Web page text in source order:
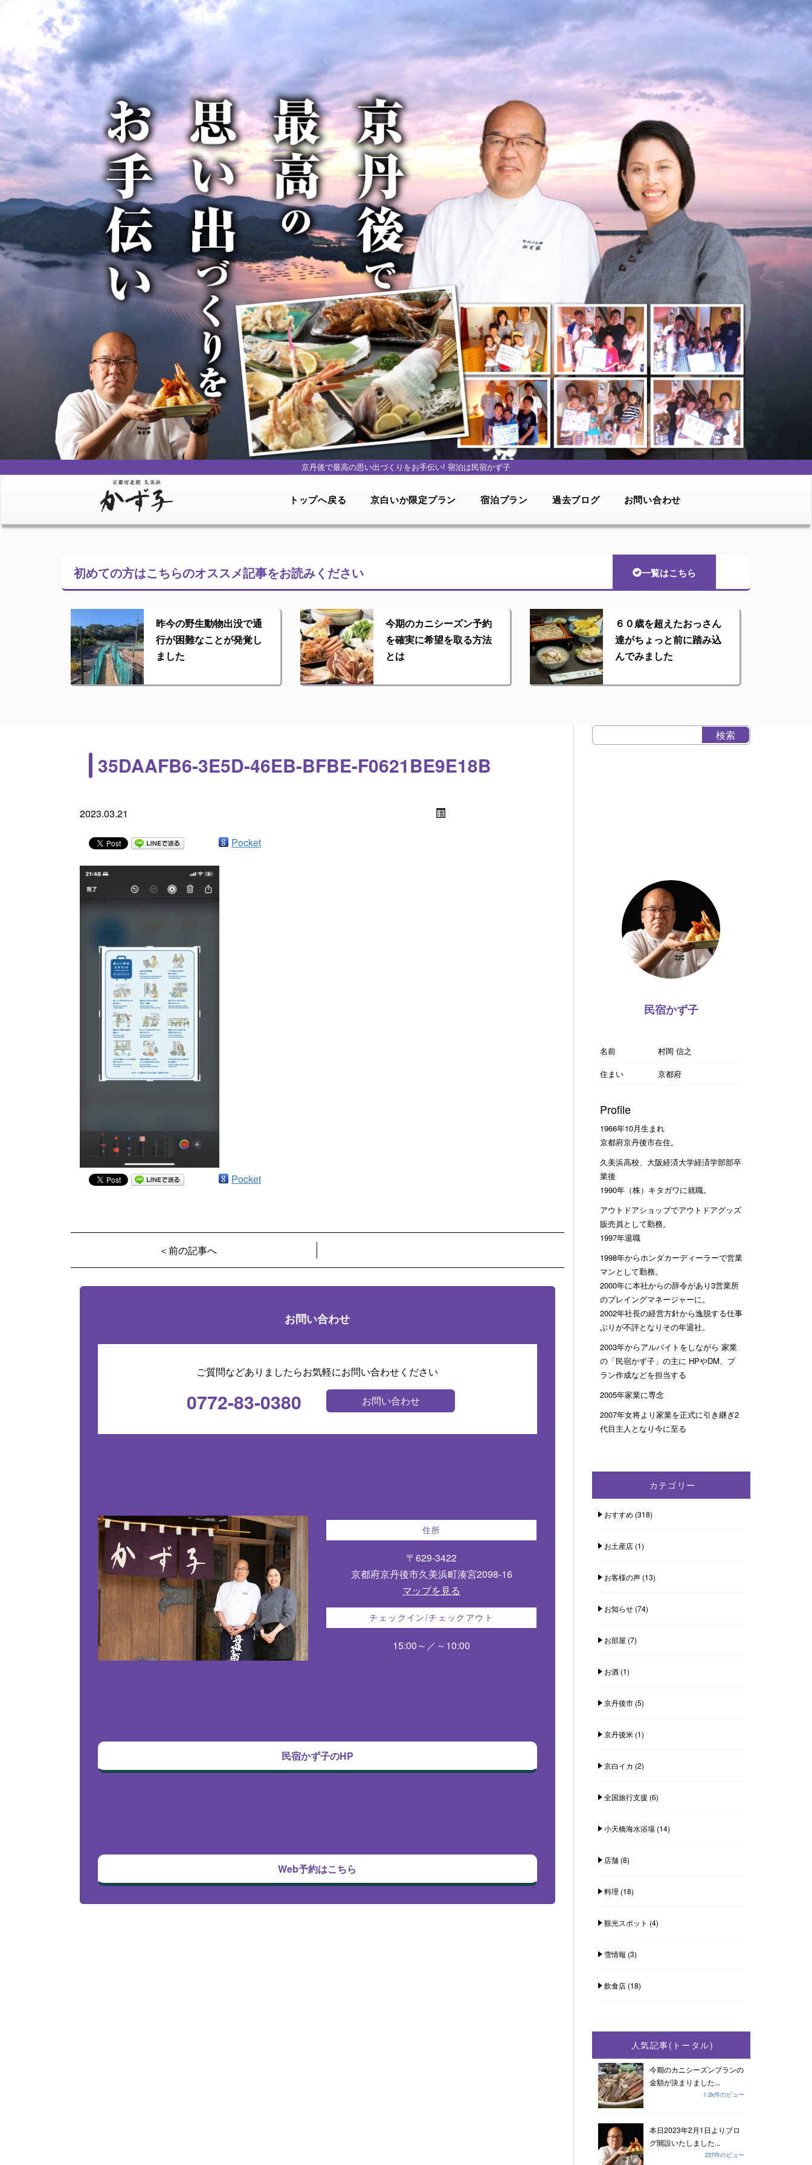
京丹後で最高の思い出づくりをお手伝い! 宿泊は民宿かず子
トップへ戻る 京白いか限定プラン 宿泊プラン 過去ブログ お問い合わせ
初めての方はこちらのオススメ記事をお読みください 一覧はこちら
昨今の野生動物出没で通
行が困難なことが発覚し
ました
今期のカニシーズン予約
を確実に希望を取る方法
とは
６０歳を超えたおっさん
達がちょっと前に踏み込
んでみました
35DAAFB6-3E5D-46EB-BFBE-F0621BE9E18B
2023.03.21
Pocket
Pocket
＜前の記事へ
お問い合わせ
ご質問などありましたらお気軽にお問い合わせください
0772-83-0380 お問い合わせ
住所
〒629-3422
京都府京丹後市久美浜町湊宮2098-16
マップを見る
チェックイン/チェックアウト
15:00～／～10:00
民宿かず子のHP
Web予約はこちら
民宿かず子
名前
村岡 信之
住まい
京都府
Profile
1966年10月生まれ
京都府京丹後市在住。
久美浜高校、大阪経済大学経済学部部卒
業後
1990年（株）キタガワに就職。
アウトドアショップでアウトドアグッズ
販売員として勤務。
1997年退職
1998年からホンダカーディーラーで営業
マンとして勤務。
2000年に本社からの辞令があり3営業所
のプレイングマネージャーに。
2002年社長の経営方針から逸脱する仕事
ぶりが不評となりその年退社。
2003年からアルバイトをしながら 家業
の「民宿かず子」の主に HPやDM、プ
ラン作成などを担当する
2005年家業に専念
2007年女将より家業を正式に引き継ぎ2
代目主人となり今に至る
カテゴリー
おすすめ (318)
お土産店(1)
お客様の声(13)
お知らせ(74)
お部屋 (7)
お酒(1)
京丹後市(5)
京丹後米(1)
京白イカ (2)
全国旅行支援 (6)
小天橋海水浴場(14)
店舗(8)
料理 (18)
観光スポット (4)
雪情報 (3)
飲食店(18)
人気記事(トータル)
今期のカニシーズンプランの
金額が決まりました...
1.2k件のビュー
本日2023年2月1日よりブロ
グ開設いたしました...
237件のビュー